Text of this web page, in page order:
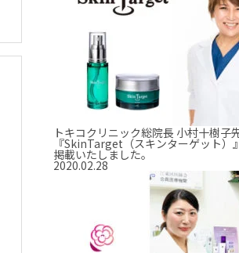
トキコクリニック総院長 小村十樹子
『SkinTarget（スキンターゲット）
掲載いたしました。
2020.02.28